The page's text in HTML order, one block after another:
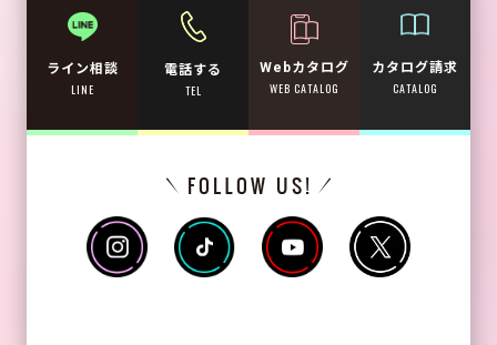
ライン相談
LINE
電話する
TEL
Webカタログ
WEB CATALOG
カタログ請求
CATALOG